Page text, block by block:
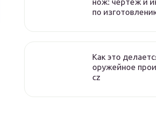
по
Как это
оружейное
cz